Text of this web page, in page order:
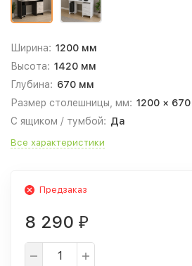
Ширина: 1200 мм
Высота: 1420 мм
Глубина: 670 мм
Размер столешницы, мм: 1200 × 670
С ящиком / тумбой: Да
Все характеристики
Предзаказ
8 290 ₽